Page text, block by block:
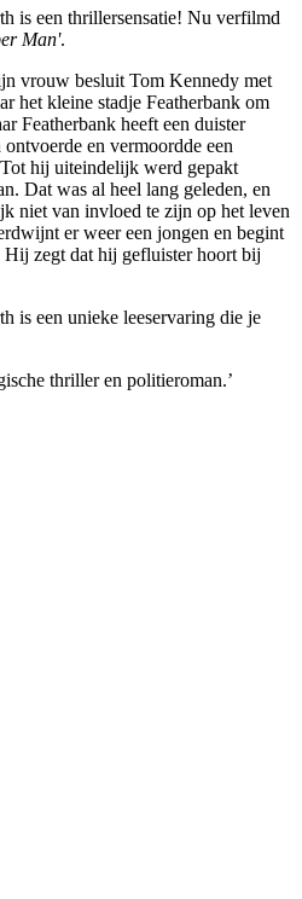
is een thrillersensatie! Nu verfilmd
Man'.
vrouw besluit Tom Kennedy met
het kleine stadje Featherbank om
Featherbank heeft een duister
en vermoordde een
hij uiteindelijk werd gepakt
Dat was al heel lang geleden, en
niet van invloed te zijn op het leven
er weer een jongen en begint
Hij zegt dat hij gefluister hoort bij
is een unieke leeservaring die je
thriller en politieroman.’